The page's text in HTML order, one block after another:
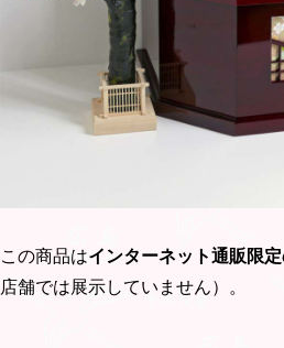
この商品はインターネット通販限
店舗では展示していません）。